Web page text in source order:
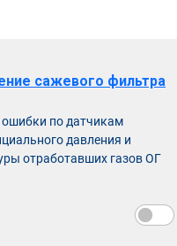
сажевого фильтра
ошибки по датчикам
давления и
отработавших газов ОГ